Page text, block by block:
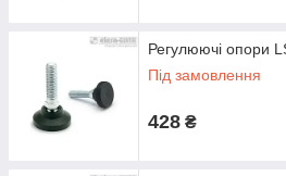
Регулюючі опори
Під замовлення
428 ₴